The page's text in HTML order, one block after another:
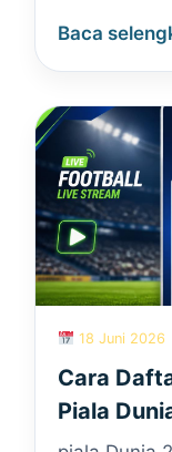
Baca
18 Juni 2026
Cara
Piala